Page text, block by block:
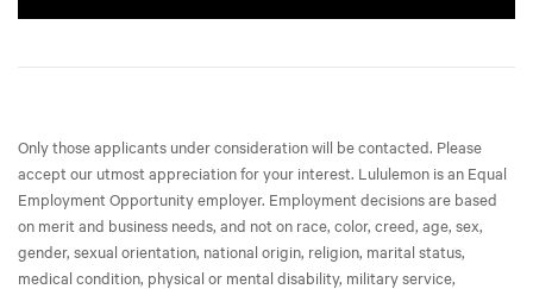
Only those applicants under consideration will be contacted. Please
accept our utmost appreciation for your interest. Lululemon is an Equal
Employment Opportunity employer. Employment decisions are based
on merit and business needs, and not on race, color, creed, age, sex,
gender, sexual orientation, national origin, religion, marital status,
medical condition, physical or mental disability, military service,